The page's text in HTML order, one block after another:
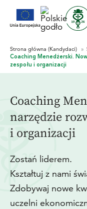
Coaching
narzędzie
i organizacji
Zostań liderem.
Kształtuj z nami
Zdobywaj nowe
uczelni